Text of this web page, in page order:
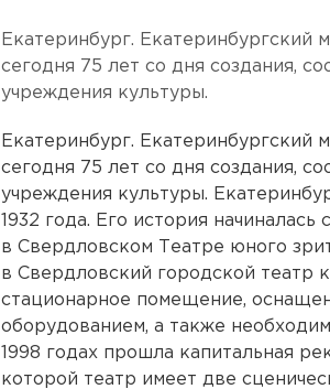
Екатеринбург. Екатеринбургский
сегодня 75 лет со дня создания,
учреждения культуры.
Екатеринбург. Екатеринбургский
сегодня 75 лет со дня создания,
учреждения культуры.
1932 года. Его история
в Свердловском Театре юного
в Свердловский городской театр
стационарное помещение,
оборудованием, а также
1998 годах прошла капитальная
которой театр имеет две